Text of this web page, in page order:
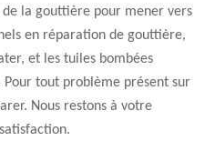
la gouttière pour mener vers
en réparation de gouttière,
et les tuiles bombées
tout problème présent sur
Nous restons à votre